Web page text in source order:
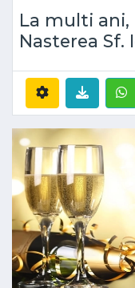
La multi ani,
Nasterea Sf.